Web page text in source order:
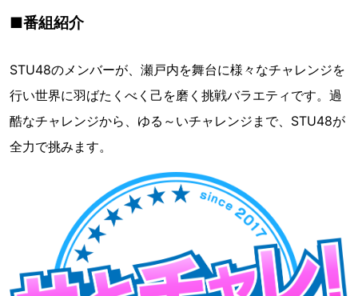
■番組紹介
STU48のメンバーが、瀬戸内を舞台に様々なチャレンジを
行い世界に羽ばたくべく己を磨く挑戦バラエティです。過
酷なチャレンジから、ゆる～いチャレンジまで、STU48が
全力で挑みます。